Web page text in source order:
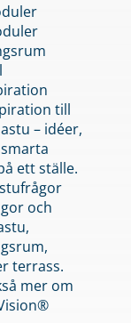
till
– idéer,
ett ställe.
och
terrass.
mer om